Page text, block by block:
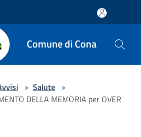
Comune di Cona
> Salute >
DELLA MEMORIA per OVER